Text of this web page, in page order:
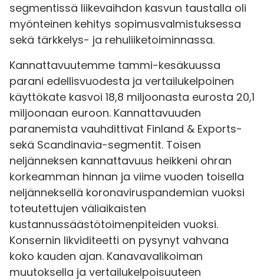
segmentissä liikevaihdon kasvun taustalla oli
myönteinen kehitys sopimusvalmistuksessa
sekä tärkkelys- ja rehuliiketoiminnassa.
Kannattavuutemme tammi-kesäkuussa
parani edellisvuodesta ja vertailukelpoinen
käyttökate kasvoi 18,8 miljoonasta eurosta 20,1
miljoonaan euroon. Kannattavuuden
paranemista vauhdittivat Finland & Exports-
sekä Scandinavia-segmentit. Toisen
neljänneksen kannattavuus heikkeni ohran
korkeamman hinnan ja viime vuoden toisella
neljänneksellä koronaviruspandemian vuoksi
toteutettujen väliaikaisten
kustannussäästötoimenpiteiden vuoksi.
Konsernin likviditeetti on pysynyt vahvana
koko kauden ajan. Kanavavalikoiman
muutoksella ja vertailukelpoisuuteen